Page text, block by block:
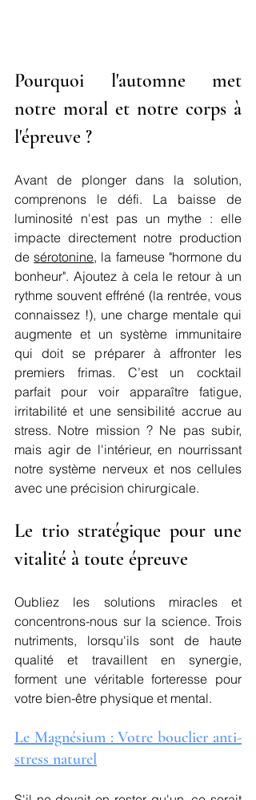
Pourquoi l'automne met
notre moral et notre corps à
l'épreuve ?
Avant de plonger dans la solution,
comprenons le défi. La baisse de
luminosité n'est pas un mythe : elle
impacte directement notre production
de sérotonine, la fameuse "hormone du
bonheur". Ajoutez à cela le retour à un
rythme souvent effréné (la rentrée, vous
connaissez !), une charge mentale qui
augmente et un système immunitaire
qui doit se préparer à affronter les
premiers frimas. C’est un cocktail
parfait pour voir apparaître fatigue,
irritabilité et une sensibilité accrue au
stress. Notre mission ? Ne pas subir,
mais agir de l'intérieur, en nourrissant
notre système nerveux et nos cellules
avec une précision chirurgicale.
Le trio stratégique pour une
vitalité à toute épreuve
Oubliez les solutions miracles et
concentrons-nous sur la science. Trois
nutriments, lorsqu'ils sont de haute
qualité et travaillent en synergie,
forment une véritable forteresse pour
votre bien-être physique et mental.
Le Magnésium : Votre bouclier anti-
stress naturel